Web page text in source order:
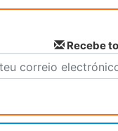
Recebe